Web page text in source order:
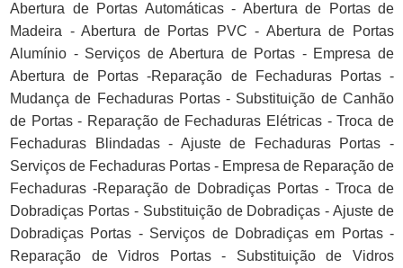
Abertura de Portas Automáticas - Abertura de Portas de
Madeira - Abertura de Portas PVC - Abertura de Portas
Alumínio - Serviços de Abertura de Portas - Empresa de
Abertura de Portas -Reparação de Fechaduras Portas -
Mudança de Fechaduras Portas - Substituição de Canhão
de Portas - Reparação de Fechaduras Elétricas - Troca de
Fechaduras Blindadas - Ajuste de Fechaduras Portas -
Serviços de Fechaduras Portas - Empresa de Reparação de
Fechaduras -Reparação de Dobradiças Portas - Troca de
Dobradiças Portas - Substituição de Dobradiças - Ajuste de
Dobradiças Portas - Serviços de Dobradiças em Portas -
Reparação de Vidros Portas - Substituição de Vidros